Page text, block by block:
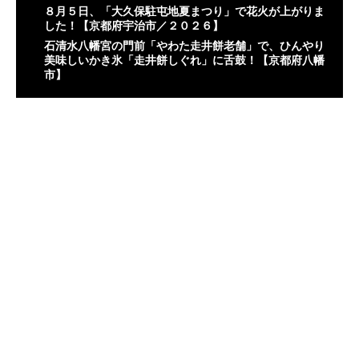
８月５日、「大久保駐屯地夏まつり」で花火が上がりま
した！【京都府宇治市／２０２６】
石清水八幡宮の門前「やわた走井餅老舗」で、ひんやり
美味しいかき氷「走井餅しぐれ」に舌鼓！【京都府八幡
市】